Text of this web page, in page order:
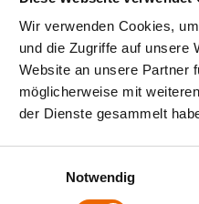
Wir verwenden Cookies,
und die Zugriffe auf unsere
Website an unsere Partner
möglicherweise mit
der Dienste gesammelt
Notwendig